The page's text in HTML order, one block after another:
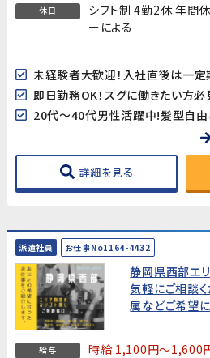
休日
シフト制 4勤2休 年間
ーによる
詳細を見る
派遣社員 お仕事No1164-4432
静岡県西部エ
気軽にご相談
属などご希望
給与 時給 1,100円～1,600